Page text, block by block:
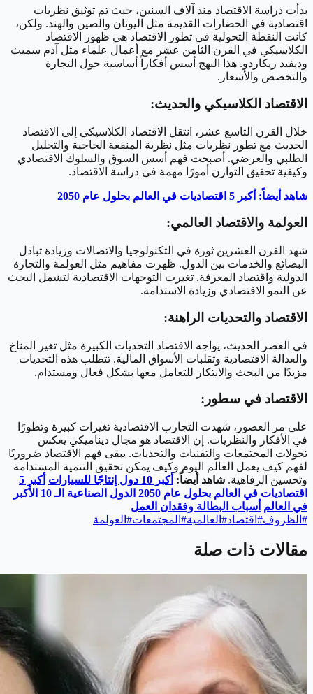
بدأت دراسة الاقتصاد منذ آلاف السنين، حيث تم توثيق نظريات
اقتصادية في الحضارات القديمة مثل اليونان والصين والهند. ولكن،
كانت النقطة التحولية في تطور الاقتصاد هي ظهور الاقتصاد
الكلاسيكي في القرن الثامن عشر مع أعمال علماء مثل آدم سميث
وديفيد ريكاردو. هذا النهج أسس أفكاراً أساسية حول التجارة
والتخصص والأسعار.
الاقتصاد الكلاسيكي والحديث:
خلال القرن التاسع عشر، انتقل الاقتصاد الكلاسيكي إلى الاقتصاد
الحديث مع تطور نظريات مثل نظرية المنفعة الحاجية والتحليل
الطلبي والعرضي. أصبحت فهم أسس السوق والسلوك الاقتصادي
وكيفية تحقيق التوازن أمورًا مهمة في دراسة الاقتصاد.
شاهد أيضاً: أكبر 5 اقتصاديات في العالم بحلول عام 2050
العولمة والاقتصاد العالمي:
شهد القرن العشرين ثورة في التكنولوجيا والاتصالات وزيادة تبادل
البضائع والخدمات بين الدول. ظهرت مفاهيم مثل العولمة والتجارة
الدولية واقتصاد المعرفة. تغيرت التوجهات الاقتصادية لتشمل البحث
عن النمو الاقتصادي وزيادة الاستدامة.
الاقتصاد والتحديات الراهنة:
في العصر الحديث، يواجه الاقتصاد التحديات الكبيرة مثل تغير المناخ
والعدالة الاقتصادية وتقلبات الأسواق المالية. تتطلب هذه التحديات
مزيدًا من البحث والابتكار للتعامل معها بشكل فعال ومستدام.
الاقتصاد في سطور:
على مر العصور، شهدت التجارب الاقتصادية تغيرات كبيرة وتطورًا
في الأفكار والنظريات. إن الاقتصاد هو مجال ديناميكي يعكس
تحولات المجتمعات والتقنيات والتحديات. يبقى فهم الاقتصاد ضروريًا
لفهم كيف يعمل العالم اليوم وكيف يمكن تحقيق التنمية المستدامة
وتحسين الرفاهية. شاهد أيضاً: أكبر 10 دول إنتاجًا للسيارات
أكبر 5
اقتصاديات في العالم بحلول عام 2050
الدول الصناعية الـ 10 الأكبر
في العالم أسباب البطالة وفقدان العمل
# الظروف# اقتصاد# العالمية# المجتمعات# العولمة
مقالات ذات صلة